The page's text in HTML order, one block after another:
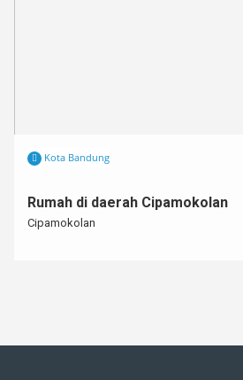
Kota Bandung
Rumah di daerah Cipamokolan
Cipamokolan